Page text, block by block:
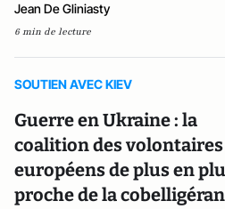
Jean De Gliniasty
6 min de lecture
SOUTIEN AVEC KIEV
Guerre en Ukraine : la
coalition des volontaires
européens de plus en
proche de la